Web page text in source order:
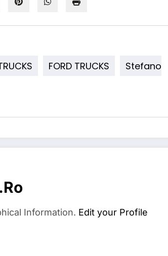
FORD TRUCKS
Stefano
Information. Edit your Profile